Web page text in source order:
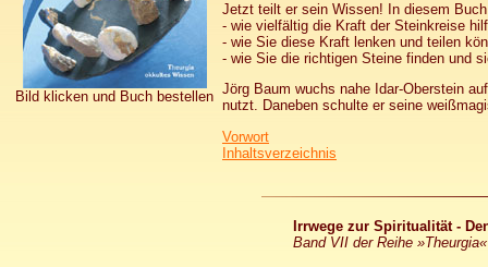
Bild klicken und Buch bestellen
Jetzt teilt er sein Wissen! In diesem
- wie vielfältig die Kraft der Steinkreise
- wie Sie diese Kraft lenken und teilen
- wie Sie die richtigen Steine finden und
Jörg Baum wuchs nahe Idar-Oberstein
nutzt. Daneben schulte er seine
Vorwort
Inhaltsverzeichnis
Irrwege zur Spiritualität -
Band VII der Reihe »Theurgia«